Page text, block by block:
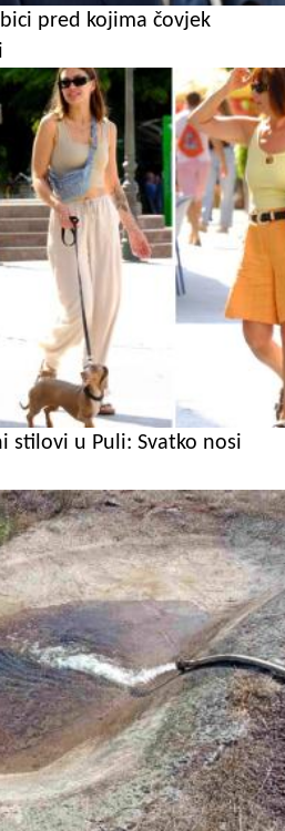
pred kojima čovjek
stilovi u Puli: Svatko nosi